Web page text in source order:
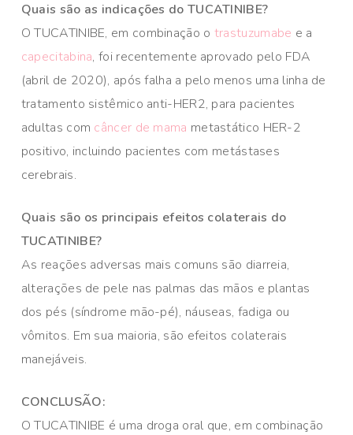
Quais são as indicações do TUCATINIBE?
O TUCATINIBE, em combinação o trastuzumabe e a
capecitabina, foi recentemente aprovado pelo FDA
(abril de 2020), após falha a pelo menos uma linha de
tratamento sistêmico anti-HER2, para pacientes
adultas com câncer de mama metastático HER-2
positivo, incluindo pacientes com metástases
cerebrais.
Quais são os principais efeitos colaterais do
TUCATINIBE?
As reações adversas mais comuns são diarreia,
alterações de pele nas palmas das mãos e plantas
dos pés (síndrome mão-pé), náuseas, fadiga ou
vômitos. Em sua maioria, são efeitos colaterais
manejáveis.
CONCLUSÃO:
O TUCATINIBE é uma droga oral que, em combinação